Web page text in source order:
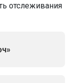
отслеживания